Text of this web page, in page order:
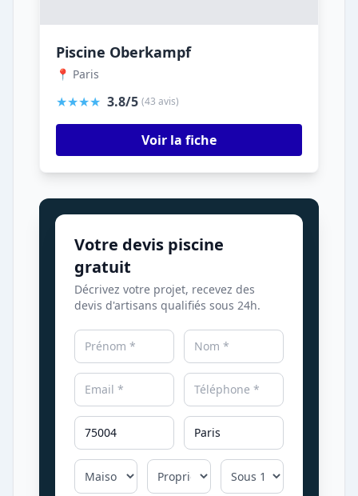
Piscine Oberkampf
📍 Paris
★★★★ 3.8/5 (43 avis)
Voir la fiche
Votre devis piscine
gratuit
Décrivez votre projet, recevez des
devis d'artisans qualifiés sous 24h.